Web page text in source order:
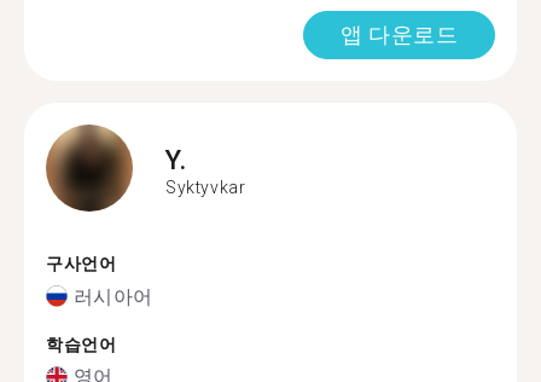
앱 다운로드
Y.
Syktyvkar
구사언어
러시아어
학습언어
영어